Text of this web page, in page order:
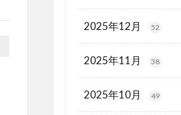
2025年12月 52
2025年11月 38
2025年10月 49